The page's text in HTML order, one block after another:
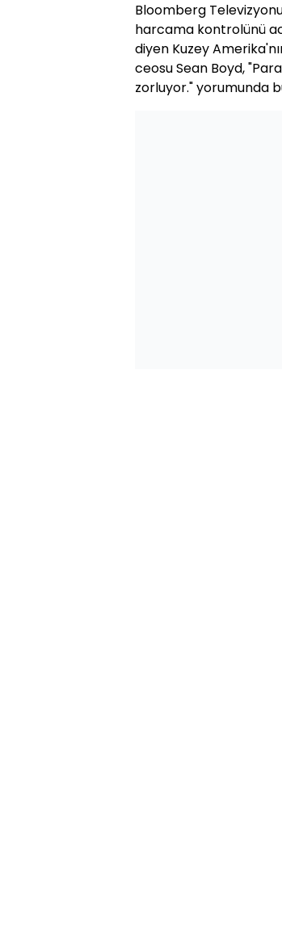
Bloomberg
harcama kontrolünü
diyen Kuzey
ceosu Sean Boyd,
zorluyor." yorumunda